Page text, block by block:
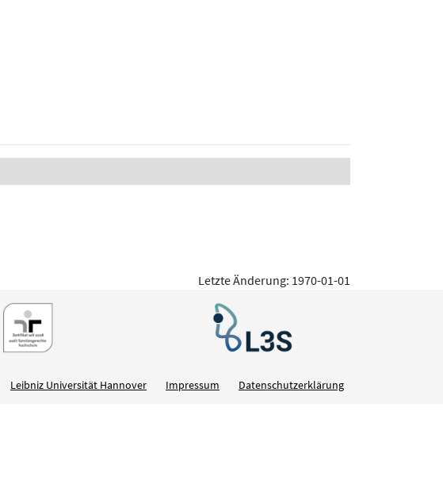
Letzte Änderung: 1970-01-01
Leibniz Universität Hannover Impressum Datenschutzerklärung